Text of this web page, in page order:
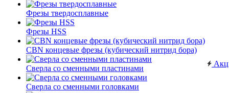
Фрезы твердосплавные
Фрезы HSS
CBN концевые фрезы (кубический нитрид бора)
Сверла со сменными пластинами
Сверла со сменными головками